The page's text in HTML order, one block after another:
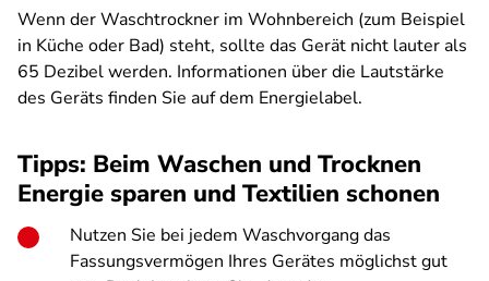
Wenn der Waschtrockner im Wohnbereich (zum Beispiel
in Küche oder Bad) steht, sollte das Gerät nicht lauter als
65 Dezibel werden. Informationen über die Lautstärke
des Geräts finden Sie auf dem Energielabel.
Tipps: Beim Waschen und Trocknen
Energie sparen und Textilien schonen
Nutzen Sie bei jedem Waschvorgang das
Fassungsvermögen Ihres Gerätes möglichst gut